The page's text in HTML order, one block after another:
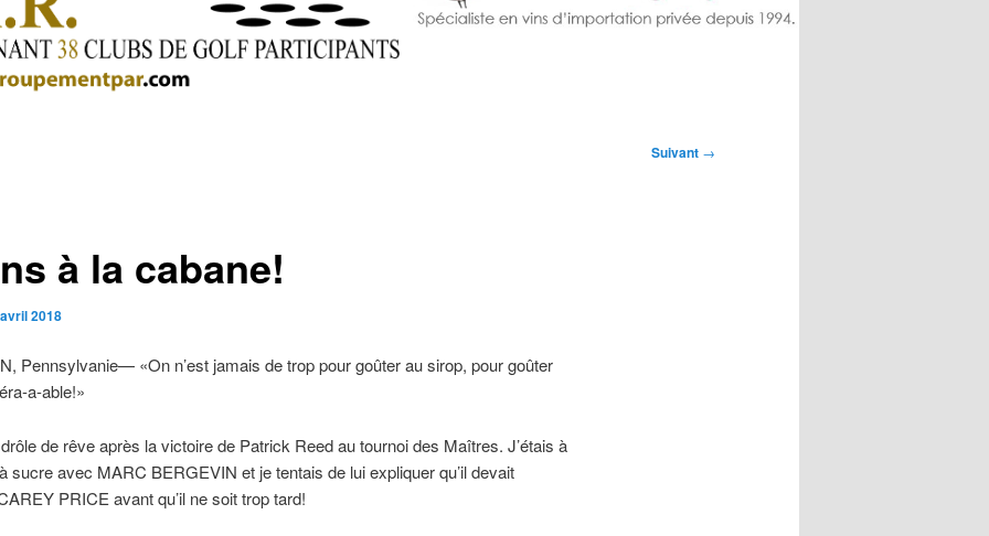
Suivant →
à la cabane!
2018
Pennsylvanie— «On n’est jamais de trop pour goûter au sirop, pour goûter
a-able!»
drôle de rêve après la victoire de Patrick Reed au tournoi des Maîtres. J’étais à
sucre avec MARC BERGEVIN et je tentais de lui expliquer qu’il devait
PRICE avant qu’il ne soit trop tard!